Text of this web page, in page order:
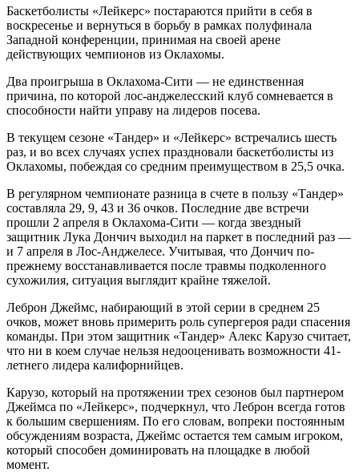
Баскетболисты «Лейкерс» постараются прийти в себя в
воскресенье и вернуться в борьбу в рамках полуфинала
Западной конференции, принимая на своей арене
действующих чемпионов из Оклахомы.
Два проигрыша в Оклахома-Сити — не единственная
причина, по которой лос-анджелесский клуб сомневается в
способности найти управу на лидеров посева.
В текущем сезоне «Тандер» и «Лейкерс» встречались шесть
раз, и во всех случаях успех праздновали баскетболисты из
Оклахомы, побеждая со средним преимуществом в 25,5 очка.
В регулярном чемпионате разница в счете в пользу «Тандер»
составляла 29, 9, 43 и 36 очков. Последние две встречи
прошли 2 апреля в Оклахома-Сити — когда звездный
защитник Лука Дончич выходил на паркет в последний раз —
и 7 апреля в Лос-Анджелесе. Учитывая, что Дончич по-
прежнему восстанавливается после травмы подколенного
сухожилия, ситуация выглядит крайне тяжелой.
Леброн Джеймс, набирающий в этой серии в среднем 25
очков, может вновь примерить роль супергероя ради спасения
команды. При этом защитник «Тандер» Алекс Карузо считает,
что ни в коем случае нельзя недооценивать возможности 41-
летнего лидера калифорнийцев.
Карузо, который на протяжении трех сезонов был партнером
Джеймса по «Лейкерс», подчеркнул, что Леброн всегда готов
к большим свершениям. По его словам, вопреки постоянным
обсуждениям возраста, Джеймс остается тем самым игроком,
который способен доминировать на площадке в любой
момент.